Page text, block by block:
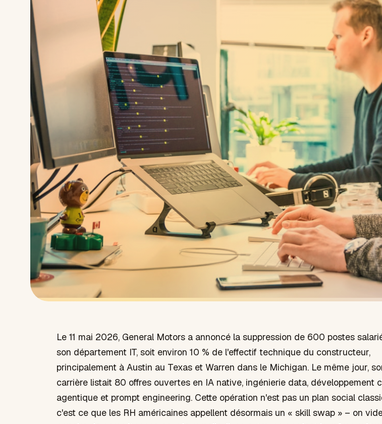
Le 11 mai 2026, General Motors a annoncé la suppression de 600 postes
son département IT, soit environ 10 % de l'effectif technique du constructeur,
principalement à Austin au Texas et Warren dans le Michigan. Le même jour,
carrière listait 80 offres ouvertes en IA native, ingénierie data, développement
agentique et prompt engineering. Cette opération n'est pas un plan social
c'est ce que les RH américaines appellent désormais un « skill swap » – on